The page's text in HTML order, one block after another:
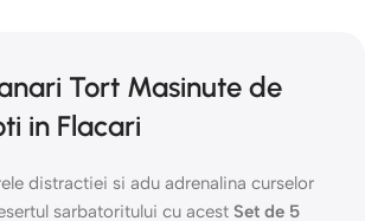
Tort Masinute de
in Flacari
distractiei si adu adrenalina curselor
sarbatoritului cu acest Set de 5